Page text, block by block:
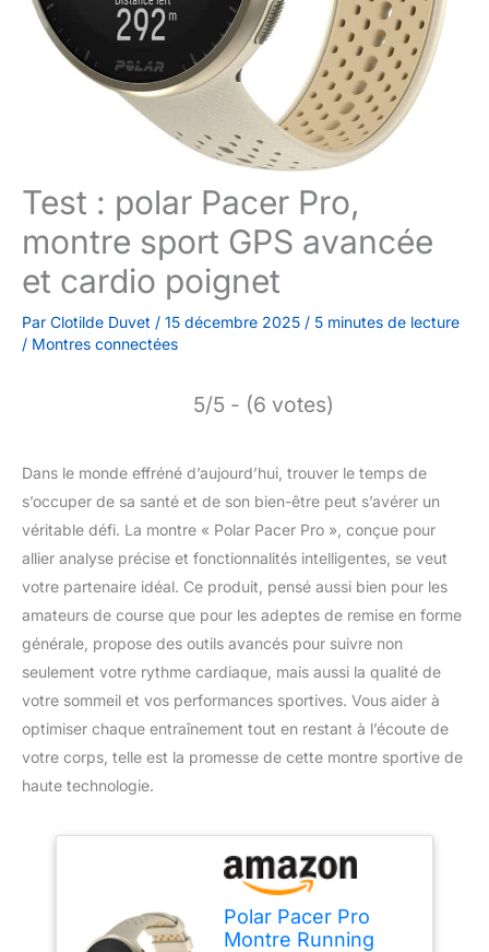
Test : polar Pacer Pro,
montre sport GPS avancée
et cardio poignet
Par Clotilde Duvet / 15 décembre 2025 / 5 minutes de lecture
/ Montres connectées
5/5 - (6 votes)
Dans le monde effréné d’aujourd’hui, trouver le temps de
s’occuper de sa santé et de son bien-être peut s’avérer un
véritable défi. La montre « Polar Pacer Pro », conçue pour
allier analyse précise et fonctionnalités intelligentes, se veut
votre partenaire idéal. Ce produit, pensé aussi bien pour les
amateurs de course que pour les adeptes de remise en forme
générale, propose des outils avancés pour suivre non
seulement votre rythme cardiaque, mais aussi la qualité de
votre sommeil et vos performances sportives. Vous aider à
optimiser chaque entraînement tout en restant à l’écoute de
votre corps, telle est la promesse de cette montre sportive de
haute technologie.
Polar Pacer Pro
Montre Running